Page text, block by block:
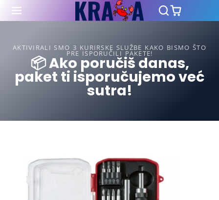
AKTIVIRALI SMO 3 KURIRSKE SLUŽBE KAKO BISMO ŠTO
PRE ISPORUČILI PAKETE!
📦 Ako poručiš danas,
paket ti isporučujemo već
sutra!